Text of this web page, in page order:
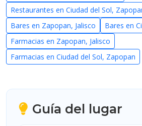
Restaurantes en Ciudad del Sol,
Bares en Zapopan, Jalisco
Bares en
Farmacias en Zapopan, Jalisco
Farmacias en Ciudad del Sol, Zapopan
Guía del lugar